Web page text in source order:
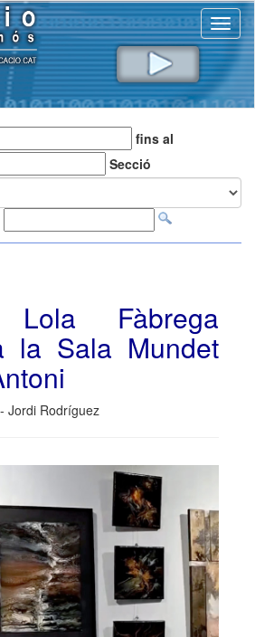
fins al
Secció
Lola Fàbrega
la Sala Mundet
Jordi Rodríguez